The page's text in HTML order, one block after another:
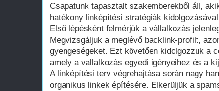
Csapatunk tapasztalt szakemberekből áll,
hatékony linképítési stratégiák
Első lépésként felmérjük a vállalkozás
Megvizsgáljuk a meglévő backlink-profilt,
gyengeségeket. Ezt követően kidolgozzuk a
amely a vállalkozás egyedi igényeihez és a
A linképítési terv végrehajtása során nagy
organikus linkek építésére. Elkerüljük a